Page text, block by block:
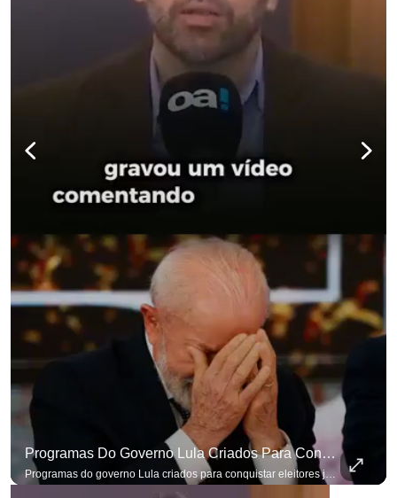
Programas Do Governo Lula Criados Para Conquistar Eleitores Já Não Têm Mais O Mesmo Efeito
Programas do governo Lula criados para conquistar eleitores já não têm o mesmo efeito de campanhas anteriores. #OAntagonista Se você busca informação com credibilidade, inscreva-se agora e ative o